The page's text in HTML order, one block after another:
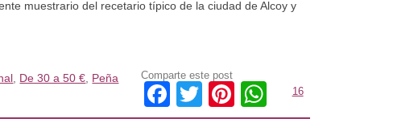
muestrario del recetario típico de la ciudad de Alcoy y
De 30 a 50 € Peña
Comparte este post
Facebook
TwitterPinterest
WhatsApp
16